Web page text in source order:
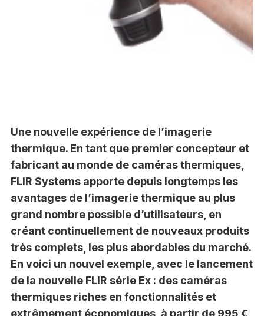
Une nouvelle expérience de l’imagerie
thermique. En tant que premier concepteur et
fabricant au monde de caméras thermiques,
FLIR Systems apporte depuis longtemps les
avantages de l’imagerie thermique au plus
grand nombre possible d’utilisateurs, en
créant continuellement de nouveaux produits
très complets, les plus abordables du marché.
En voici un nouvel exemple, avec le lancement
de la nouvelle FLIR série Ex : des caméras
thermiques riches en fonctionnalités et
extrêmement économiques, à partir de 995 €